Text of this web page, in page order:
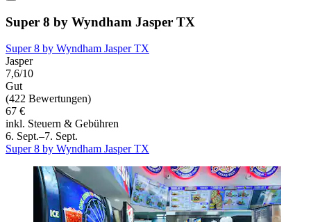
Super 8 by Wyndham Jasper TX
Super 8 by Wyndham Jasper TX
Jasper
7,6/10
Gut
(422 Bewertungen)
67 €
inkl. Steuern & Gebühren
6. Sept.–7. Sept.
Super 8 by Wyndham Jasper TX